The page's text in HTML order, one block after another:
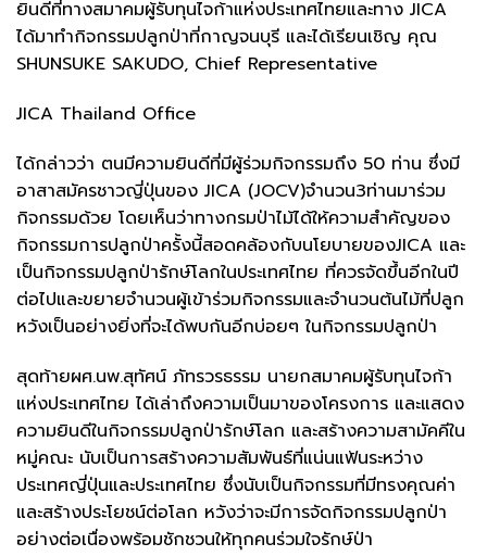
ยินดีที่ทางสมาคมผู้รับทุนไจก้าแห่งประเทศไทยและทาง JICA
ได้มาทำกิจกรรมปลูกป่าที่กาญจนบุรี และได้เรียนเชิญ คุณ
SHUNSUKE SAKUDO, Chief Representative
JICA Thailand Office
ได้กล่าวว่า ตนมีความยินดีที่มีผู้ร่วมกิจกรรมถึง 50 ท่าน ซึ่งมี
อาสาสมัครชาวญี่ปุ่นของ JICA (JOCV)จำนวน3ท่านมาร่วม
กิจกรรมด้วย โดยเห็นว่าทางกรมป่าไม้ได้ให้ความสำคัญของ
กิจกรรมการปลูกป่าครั้งนี้สอดคล้องกับนโยบายของJICA และ
เป็นกิจกรรมปลูกป่ารักษ์โลกในประเทศไทย ที่ควรจัดขึ้นอีกในปี
ต่อไปและขยายจำนวนผู้เข้าร่วมกิจกรรมและจำนวนต้นไม้ที่ปลูก
หวังเป็นอย่างยิ่งที่จะได้พบกันอีกบ่อยๆ ในกิจกรรมปลูกป่า
สุดท้ายผศ.นพ.สุทัศน์ ภัทรวรธรรม นายกสมาคมผู้รับทุนไจก้า
แห่งประเทศไทย ได้เล่าถึงความเป็นมาของโครงการ และแสดง
ความยินดีในกิจกรรมปลูกป่ารักษ์โลก และสร้างความสามัคคีใน
หมู่คณะ นับเป็นการสร้างความสัมพันธ์ที่แน่นแฟ้นระหว่าง
ประเทศญี่ปุ่นและประเทศไทย ซึ่งนับเป็นกิจกรรมที่มีทรงคุณค่า
และสร้างประโยชน์ต่อโลก หวังว่าจะมีการจัดกิจกรรมปลูกป่า
อย่างต่อเนื่องพร้อมชักชวนให้ทุกคนร่วมใจรักษ์ป่า